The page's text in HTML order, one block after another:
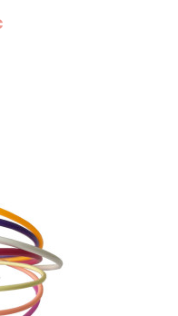
de son bracelet en